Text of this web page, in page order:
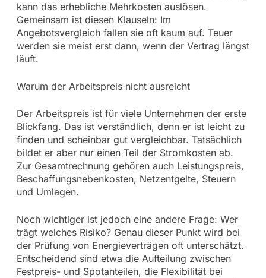
kann das erhebliche Mehrkosten auslösen.
Gemeinsam ist diesen Klauseln: Im
Angebotsvergleich fallen sie oft kaum auf. Teuer
werden sie meist erst dann, wenn der Vertrag längst
läuft.
Warum der Arbeitspreis nicht ausreicht
Der Arbeitspreis ist für viele Unternehmen der erste
Blickfang. Das ist verständlich, denn er ist leicht zu
finden und scheinbar gut vergleichbar. Tatsächlich
bildet er aber nur einen Teil der Stromkosten ab.
Zur Gesamtrechnung gehören auch Leistungspreis,
Beschaffungsnebenkosten, Netzentgelte, Steuern
und Umlagen.
Noch wichtiger ist jedoch eine andere Frage: Wer
trägt welches Risiko? Genau dieser Punkt wird bei
der Prüfung von Energieverträgen oft unterschätzt.
Entscheidend sind etwa die Aufteilung zwischen
Festpreis- und Spotanteilen, die Flexibilität bei